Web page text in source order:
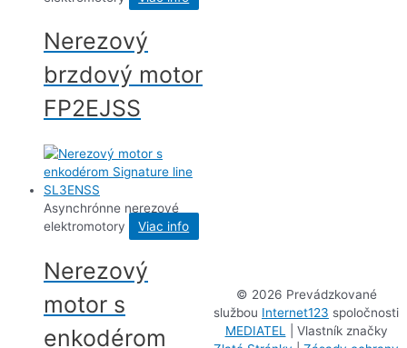
Nerezový
brzdový motor
FP2EJSS
Asynchrónne nerezové
elektromotory
Nerezový
motor s
enkodérom
Viac info
© 2026 Prevádzkované
službou Internet123 spoločnosti
MEDIATEL
| Vlastník značky